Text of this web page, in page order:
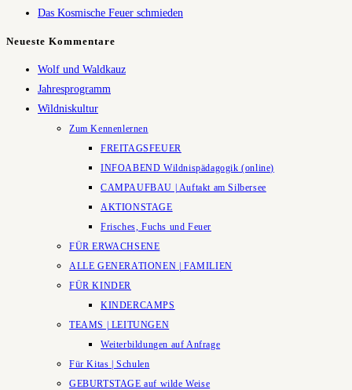
Das Kosmische Feuer schmieden
Neueste Kommentare
Wolf und Waldkauz
Jahresprogramm
Wildniskultur
Zum Kennenlernen
FREITAGSFEUER
INFOABEND Wildnispädagogik (online)
CAMPAUFBAU | Auftakt am Silbersee
AKTIONSTAGE
Frisches, Fuchs und Feuer
FÜR ERWACHSENE
ALLE GENERATIONEN | FAMILIEN
FÜR KINDER
KINDERCAMPS
TEAMS | LEITUNGEN
Weiterbildungen auf Anfrage
Für Kitas | Schulen
GEBURTSTAGE auf wilde Weise